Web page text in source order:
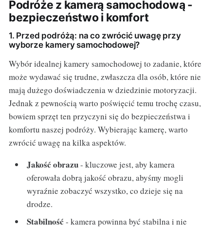
Podróże z kamerą samochodową -
bezpieczeństwo i komfort
1. Przed podróżą: na co zwrócić uwagę przy
wyborze kamery samochodowej?
Wybór idealnej kamery samochodowej to zadanie, które
może wydawać się trudne, zwłaszcza dla osób, które nie
mają dużego doświadczenia w dziedzinie motoryzacji.
Jednak z pewnością warto poświęcić temu trochę czasu,
bowiem sprzęt ten przyczyni się do bezpieczeństwa i
komfortu naszej podróży. Wybierając kamerę, warto
zwrócić uwagę na kilka aspektów.
Jakość obrazu- kluczowe jest, aby kamera
oferowała dobrą jakość obrazu, abyśmy mogli
wyraźnie zobaczyć wszystko, co dzieje się na
drodze.
Stabilność - kamera powinna być stabilna i nie